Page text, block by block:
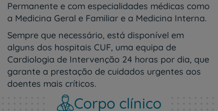
Permanente e com especialidades médicas como
a Medicina Geral e Familiar e a Medicina Interna.
Sempre que necessário, está disponível em
alguns dos hospitais CUF, uma equipa de
Cardiologia de Intervenção 24 horas por dia, que
garante a prestação de cuidados urgentes aos
doentes mais críticos.
Corpo clínico